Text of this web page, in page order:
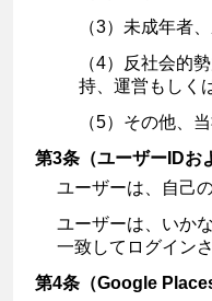
（3）未成年者
（4）反社会的
持、運営もしく
（5）その他、
第3条（ユーザーIDお
ユーザーは、自己
ユーザーは、いか
一致してログイン
第4条（Google